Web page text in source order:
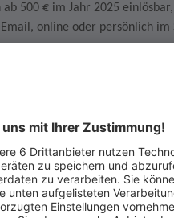
500 € im Jahr 2025
online oder persönlich im
mehreren Gutscheinen ist